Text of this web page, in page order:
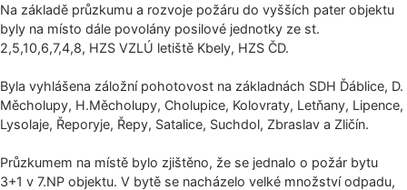
Na základě průzkumu a rozvoje požáru do vyšších pater objektu
byly na místo dále povolány posilové jednotky ze st.
2,5,10,6,7,4,8, HZS VZLÚ letiště Kbely, HZS ČD.
Byla vyhlášena záložní pohotovost na základnách SDH Ďáblice, D.
Měcholupy, H.Měcholupy, Cholupice, Kolovraty, Letňany, Lipence,
Lysolaje, Řeporyje, Řepy, Satalice, Suchdol, Zbraslav a Zličín.
Průzkumem na místě bylo zjištěno, že se jednalo o požár bytu
3+1 v 7.NP objektu. V bytě se nacházelo velké množství odpadu,